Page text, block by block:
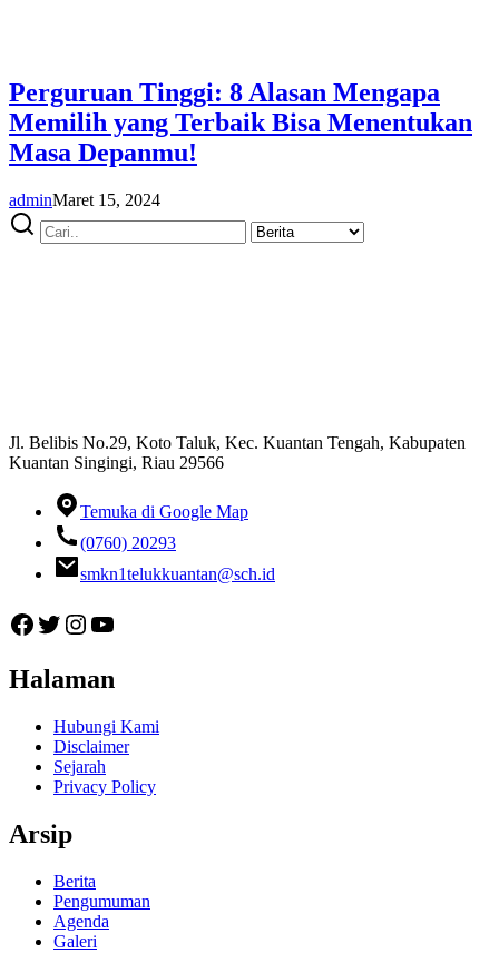
Perguruan Tinggi: 8 Alasan Mengapa
Memilih yang Terbaik Bisa Menentukan
Masa Depanmu!
adminMaret 15, 2024
Jl. Belibis No.29, Koto Taluk, Kec. Kuantan Tengah, Kabupaten
Kuantan Singingi, Riau 29566
Temuka di Google Map
(0760) 20293
smkn1telukkuantan@sch.id
Facebook
Twitter
Instagram
YouTube
Halaman
Hubungi Kami
Disclaimer
Sejarah
Privacy Policy
Arsip
Berita
Pengumuman
Agenda
Galeri